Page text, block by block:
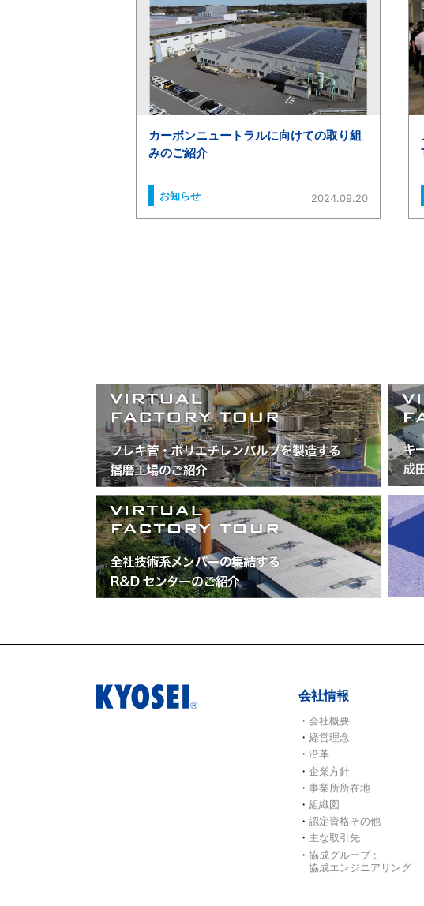
カーボンニュートラルに向けての取り組
みのご紹介
お知らせ 2024.09.20
会社情報
会社概要
経営理念
沿革
企業方針
事業所所在地
組織図
認定資格その他
主な取引先
協成グループ :
協成エンジニアリング